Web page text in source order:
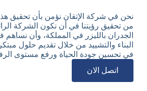
نحن في شركة الإتقان نؤمن بأن تحقيق
من تحقيق رؤيتنا في أن نكون الشركة
الجدران بالليزر في المملكة، وأن
البناء والتشييد من خلال تقديم حلول
في تحسين جودة الحياة ورفع مستوى
اتصل الان